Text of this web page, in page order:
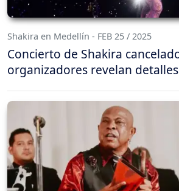
Shakira en Medellín - FEB 25 / 2025
Concierto de Shakira
organizadores revelan